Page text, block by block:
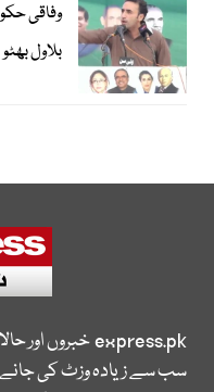
وفاقی
بلاول بھٹو
express.pkخبروں اور
سب سے زیادہ وزٹ کی